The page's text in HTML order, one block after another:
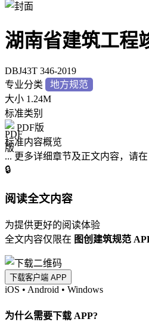
湖南省建筑工程
DBJ43T 346-2019
专业分类
地方规范
大小 1.24M
标准类别
PDF版
标准内容概览
... 更多详细章节及正文内容，请在
🔒
阅读全文内容
为提供更好的阅读体验
全文内容仅限在 图创建筑规范
下载客户端 APP
iOS • Android • Windows
为什么需要下载 APP?